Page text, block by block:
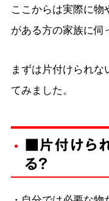
ここからは実際に
がある方の家族に伺
まずは片付けられ
てみました。
■片付けら
る？